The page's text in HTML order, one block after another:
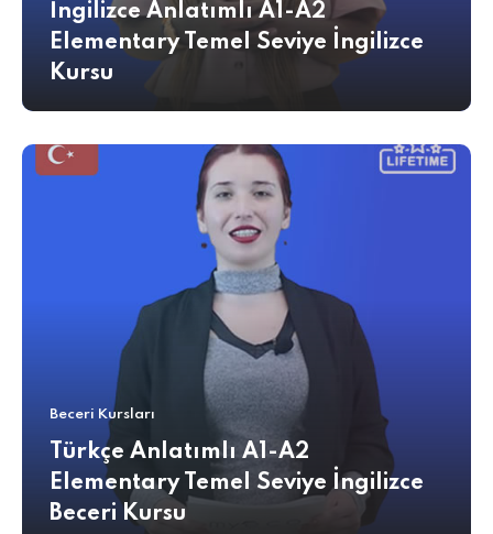
İngilizce Anlatımlı A1-A2
Elementary Temel Seviye İngilizce
Kursu
Beceri Kursları
Türkçe Anlatımlı A1-A2
Elementary Temel Seviye İngilizce
Beceri Kursu